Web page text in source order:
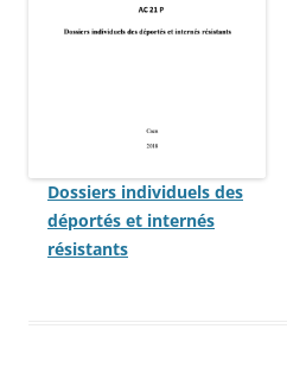
Dossiers individuels des
déportés et internés
résistants